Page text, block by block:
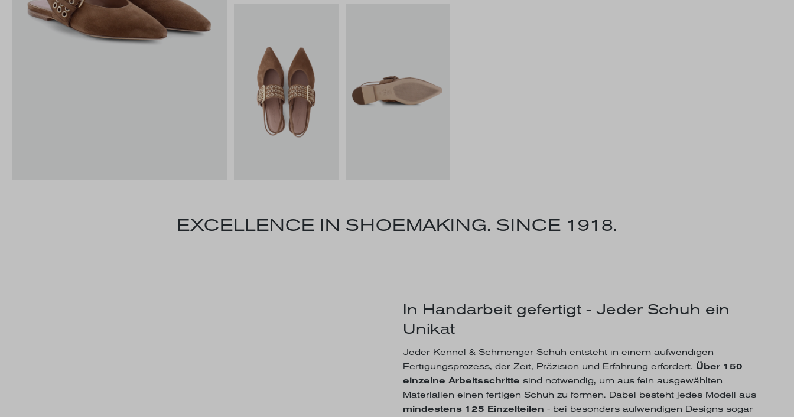
EXCELLENCE IN SHOEMAKING. SINCE 1918.
In Handarbeit gefertigt - Jeder Schuh ein
Unikat
Jeder Kennel & Schmenger Schuh entsteht in einem aufwendigen
Fertigungsprozess, der Zeit, Präzision und Erfahrung erfordert. Über 150
einzelne Arbeitsschritte sind notwendig, um aus fein ausgewählten
Materialien einen fertigen Schuh zu formen. Dabei besteht jedes Modell aus
mindestens 125 Einzelteilen - bei besonders aufwendigen Designs sogar